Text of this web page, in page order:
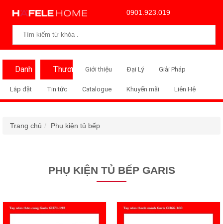
0901.923.019
Danh
Mục
Thương
Hiệu
Giới thiệu Đại Lý Giải Pháp
Lắp đặt Tin tức Catalogue Khuyến mãi Liên Hệ
Trang chủ Phụ kiện tủ bếp
PHỤ KIỆN TỦ BẾP GARIS